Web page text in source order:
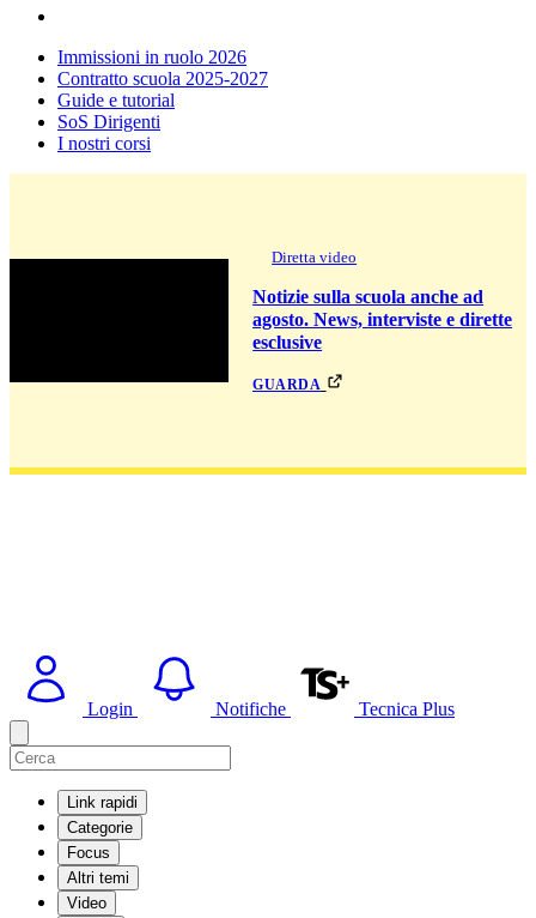
Immissioni in ruolo 2026
Contratto scuola 2025-2027
Guide e tutorial
SoS Dirigenti
I nostri corsi
Diretta video
Notizie sulla scuola anche ad
agosto. News, interviste e dirette
esclusive
guarda
Login Notifiche Tecnica Plus
Link rapidi
Categorie
Focus
Altri temi
Video